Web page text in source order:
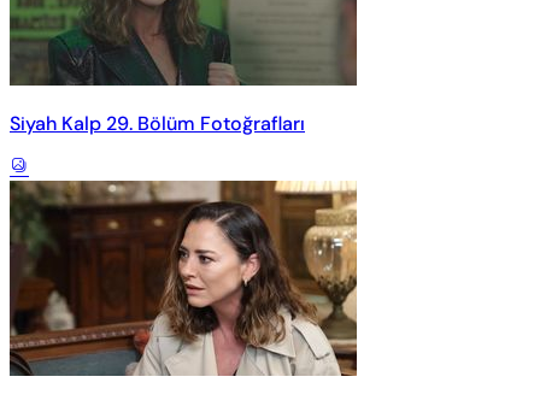
Siyah Kalp 29. Bölüm Fotoğrafları